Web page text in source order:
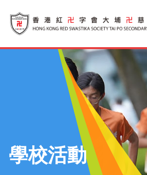
學校活動